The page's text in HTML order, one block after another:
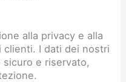
alla privacy e alla
clienti. I dati dei nostri
e riservato,